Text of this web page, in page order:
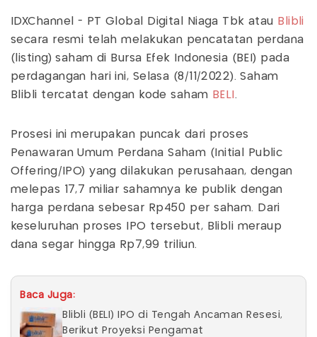
IDXChannel - PT Global Digital Niaga Tbk atau Blibli
secara resmi telah melakukan pencatatan perdana
(listing) saham di Bursa Efek Indonesia (BEI) pada
perdagangan hari ini, Selasa (8/11/2022). Saham
Blibli tercatat dengan kode saham BELI .
Prosesi ini merupakan puncak dari proses
Penawaran Umum Perdana Saham (Initial Public
Offering/IPO) yang dilakukan perusahaan, dengan
melepas 17,7 miliar sahamnya ke publik dengan
harga perdana sebesar Rp450 per saham. Dari
keseluruhan proses IPO tersebut, Blibli meraup
dana segar hingga Rp7,99 triliun.
Baca Juga:
Blibli (BELI) IPO di Tengah Ancaman Resesi,
Berikut Proyeksi Pengamat